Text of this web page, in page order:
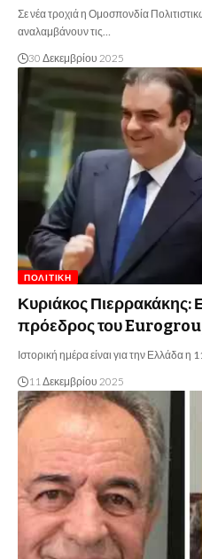
Σε νέα τροχιά η Ομοσπονδία
αναλαμβάνουν τις…
30 Δεκεμβρίου 2025
ΠΟΛΙΤΙΚΉ
Κυριάκος Πιερρακάκης:
πρόεδρος του
Ιστορική ημέρα είναι για την Ελλάδα
11 Δεκεμβρίου 2025